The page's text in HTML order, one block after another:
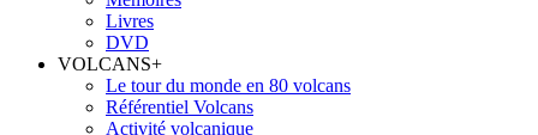
Livres
DVD
VOLCANS+
Le tour du monde en 80 volcans
Référentiel Volcans
Activité volcanique